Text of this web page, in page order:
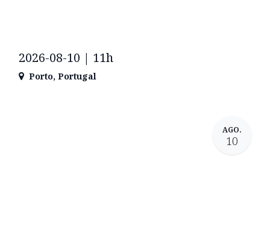
2026-08-10 | 11h
Porto, Portugal
AGO.
10